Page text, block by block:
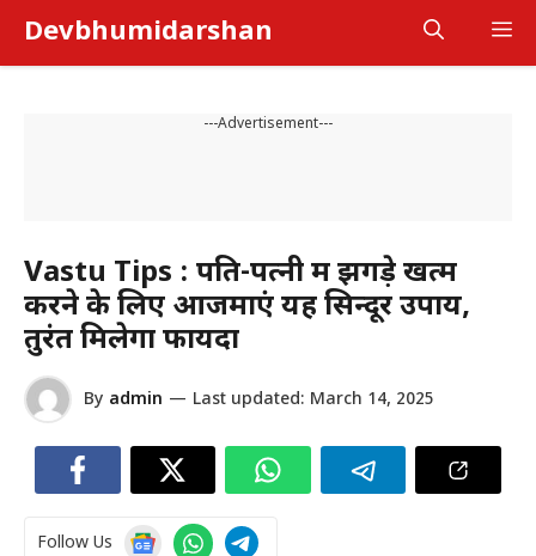
content
Devbhumidarshan
---Advertisement---
Vastu Tips : पति-पत्नी में झगड़े खत्म
करने के लिए आजमाएं यह सिन्दूर उपाय,
तुरंत मिलेगा फायदा
By admin — Last updated: March 14, 2025
Follow Us